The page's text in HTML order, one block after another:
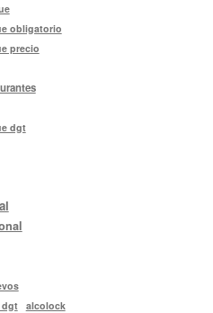
obligatorio
precio
dgt
dgt
alcolock